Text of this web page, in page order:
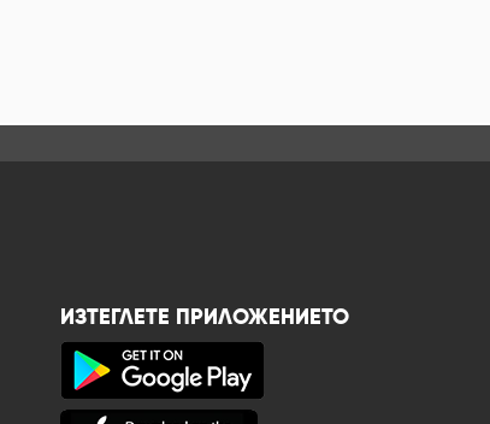
ИЗТЕГЛЕТЕ ПРИЛОЖЕНИЕТО